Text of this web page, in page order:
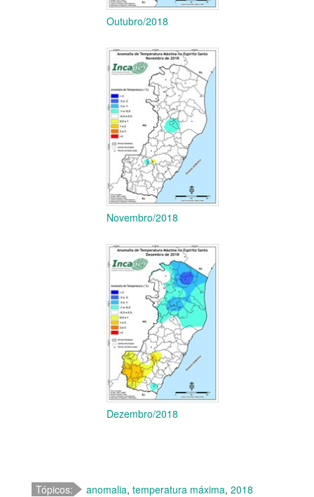
Outubro/2018
Novembro/2018
Dezembro/2018
Tópicos: anomalia, temperatura máxima, 2018